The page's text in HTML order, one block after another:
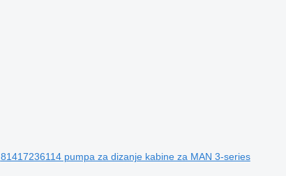
81417236114 pumpa za dizanje kabine za MAN 3-series